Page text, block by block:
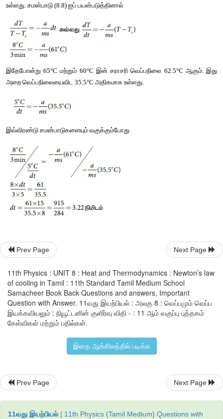
இங்கு b
ஒரு மாறிலியாகும். இரண்டு பக்கமும் அடுக்குக் குறியீடு
கிடைப்பது
இங்கு =e b
எடுத்துக்காட்டு 8.8
27°C வெப்பநிலை உள்ள அறை ஒன்றில் உள்ள சூடான நீர் 92°C
வெப்பநிலைக்கு குளிர 3 நிமிடங்களை எடுத்துக்கொள்கிறது.
3 நிமிடங்களில் சூடான நீரின் வெப்பநிலை 8°C குறைந்துள்ளது.
இன் சராசரி வெப்பநிலை 88°C. இது அறை வெப்பநிலையைவிட
உள்ளது. சமன்பாடு (8.8) ஐப் பயன்படுத்தினால்
அறை வெப்பநிலையைவிட 35.5°C அதிகமாக உள்ளது.
Prev Page Next Page
11th Physics : UNIT 8 : Heat and Thermodynamics : Newton’s law
of cooling in Tamil : 11th Standard Tamil Medium School
Samacheer Book Back Questions and answers, Important
Question with Answer. 11வது இயற்பியல் : அலகு 8 : வெப்பமும் வெப்ப
இயக்கவியலும் : நியூட்டனின் குளிர்வு விதி - : 11 ஆம் வகுப்பு புத்தகம்
கேள்விகள் மற்றும் பதில்கள்.
இதை ஆங்கிலத்தில் படிக்க
Prev Page Next Page
11வது இயற்பியல் | 11th Physics (Tamil Medium) Questions with